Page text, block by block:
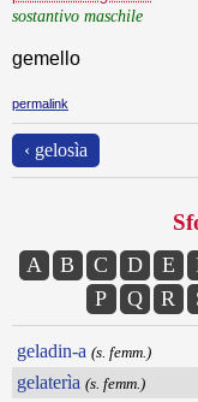
sostantivo maschile
gemello
permalink
‹ gelosìa
A B C D E
P
Q R
geladin-a (s. femm.)
gelaterìa (s. femm.)